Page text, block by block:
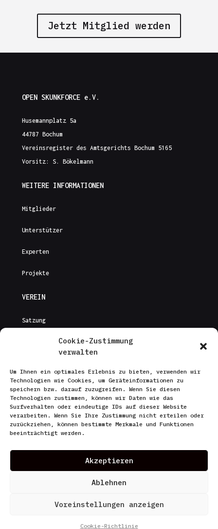
Cookie-Zustimmung
verwalten
Um Ihnen ein optimales Erlebnis zu bieten, verwenden wir
Technologien wie Cookies, um Geräteinformationen zu
speichern bzw. darauf zuzugreifen. Wenn Sie diesen
Technologien zustimmen, können wir Daten wie das
Surfverhalten oder eindeutige IDs auf dieser Website
verarbeiten. Wenn Sie Ihre Zustimmung nicht erteilen oder
zurückziehen, können bestimmte Merkmale und Funktionen
beeinträchtigt werden.
Akzeptieren
Ablehnen
Voreinstellungen anzeigen
Cookie-Richtlinie
Jetzt Mitglied werden
OPEN SKUNKFORCE e.V.
Husemannplatz 5a
44787 Bochum
Vereinsregister des Amtsgerichts Bochum 5165
Vorsitz: S. Bökelmann
WEITERE INFORMATIONEN
Mitglieder
Unterstützer
Experten
Projekte
VEREIN
Satzung
Gebührenordnung
Kontakt
SONSTIGES
Datenschutzerklärung